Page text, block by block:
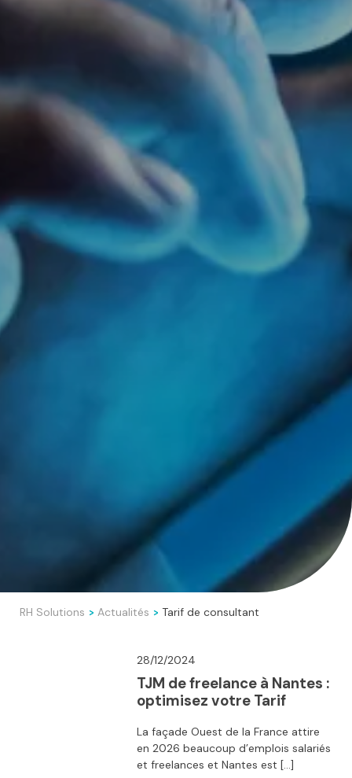
RH Solutions > Actualités > Tarif de consultant
28/12/2024
TJM de freelance à Nantes :
optimisez votre Tarif
La façade Ouest de la France attire
en 2026 beaucoup d’emplois salariés
et freelances et Nantes est […]